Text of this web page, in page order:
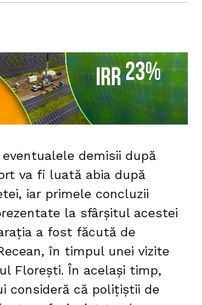
demisii după
va fi luată abia după
iar primele concluzii
la sfârșitul acestei
a fost făcută de
în timpul unei vizite
Florești. În același timp,
consideră că polițiștii de